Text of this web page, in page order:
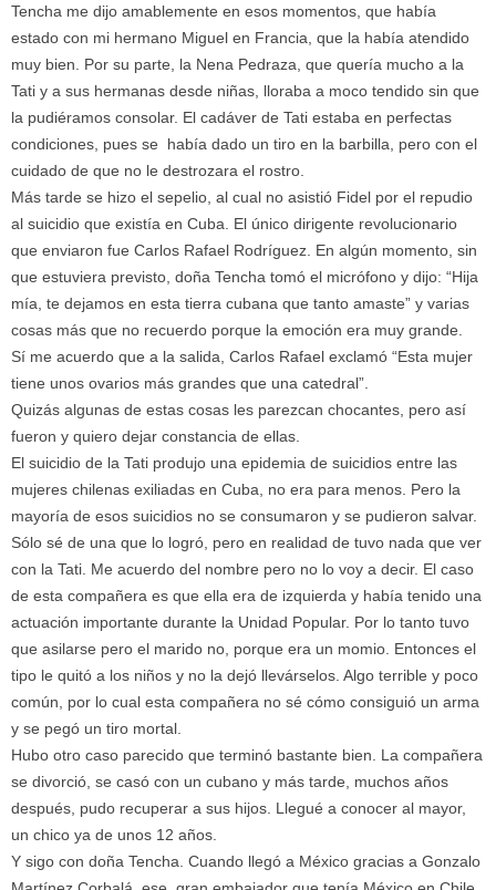
Tencha me dijo amablemente en esos momentos, que había
estado con mi hermano Miguel en Francia, que la había atendido
muy bien. Por su parte, la Nena Pedraza, que quería mucho a la
Tati y a sus hermanas desde niñas, lloraba a moco tendido sin que
la pudiéramos consolar. El cadáver de Tati estaba en perfectas
condiciones, pues se había dado un tiro en la barbilla, pero con el
cuidado de que no le destrozara el rostro.
Más tarde se hizo el sepelio, al cual no asistió Fidel por el repudio
al suicidio que existía en Cuba. El único dirigente revolucionario
que enviaron fue Carlos Rafael Rodríguez. En algún momento, sin
que estuviera previsto, doña Tencha tomó el micrófono y dijo: “Hija
mía, te dejamos en esta tierra cubana que tanto amaste” y varias
cosas más que no recuerdo porque la emoción era muy grande.
Sí me acuerdo que a la salida, Carlos Rafael exclamó “Esta mujer
tiene unos ovarios más grandes que una catedral”.
Quizás algunas de estas cosas les parezcan chocantes, pero así
fueron y quiero dejar constancia de ellas.
El suicidio de la Tati produjo una epidemia de suicidios entre las
mujeres chilenas exiliadas en Cuba, no era para menos. Pero la
mayoría de esos suicidios no se consumaron y se pudieron salvar.
Sólo sé de una que lo logró, pero en realidad de tuvo nada que ver
con la Tati. Me acuerdo del nombre pero no lo voy a decir. El caso
de esta compañera es que ella era de izquierda y había tenido una
actuación importante durante la Unidad Popular. Por lo tanto tuvo
que asilarse pero el marido no, porque era un momio. Entonces el
tipo le quitó a los niños y no la dejó llevárselos. Algo terrible y poco
común, por lo cual esta compañera no sé cómo consiguió un arma
y se pegó un tiro mortal.
Hubo otro caso parecido que terminó bastante bien. La compañera
se divorció, se casó con un cubano y más tarde, muchos años
después, pudo recuperar a sus hijos. Llegué a conocer al mayor,
un chico ya de unos 12 años.
Y sigo con doña Tencha . Cuando llegó a México gracias a Gonzalo